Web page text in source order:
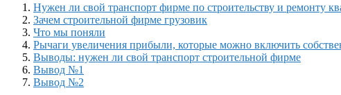
Нужен ли свой транспорт фирме по строительству и ремонту
Зачем строительной фирме грузовик
Что мы поняли
Рычаги увеличения прибыли, которые можно включить
Выводы: нужен ли свой транспорт строительной фирме
Вывод №1
Вывод №2